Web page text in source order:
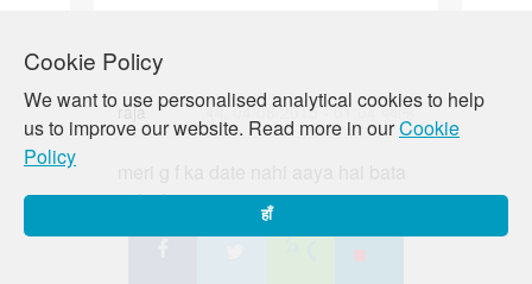
Cookie Policy
We want to use personalised analytical cookies to help
us to improve our website. Read more in ourCookie
Policy
हाँ
raja
बुध, 04/08/2015 - 01:04 पूर्वान्ह
g
sakti hai